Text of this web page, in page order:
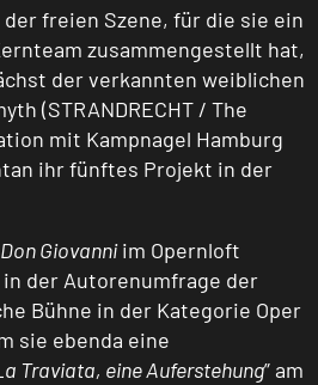
freien Szene, für die sie ein
zusammengestellt hat,
der verkannten weiblichen
(STRANDRECHT / The
mit Kampnagel Hamburg
ihr fünftes Projekt in der
Don Giovanniim Opernloft
der Autorenumfrage der
Bühne in der Kategorie Oper
sie ebenda eine
Traviata, eine Auferstehung” am